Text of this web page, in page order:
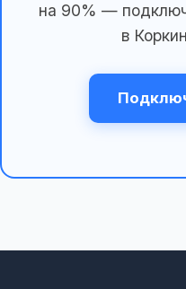
на 90% —
в